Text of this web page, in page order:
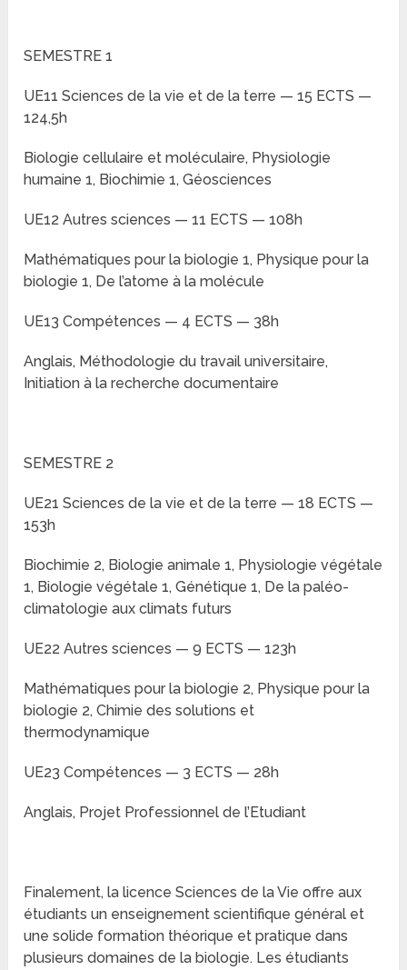
SEMESTRE 1
UE11 Sciences de la vie et de la terre — 15 ECTS —
124,5h
Biologie cellulaire et moléculaire, Physiologie
humaine 1, Biochimie 1, Géosciences
UE12 Autres sciences — 11 ECTS — 108h
Mathématiques pour la biologie 1, Physique pour la
biologie 1, De l’atome à la molécule
UE13 Compétences — 4 ECTS — 38h
Anglais, Méthodologie du travail universitaire,
Initiation à la recherche documentaire
SEMESTRE 2
UE21 Sciences de la vie et de la terre — 18 ECTS —
153h
Biochimie 2, Biologie animale 1, Physiologie végétale
1, Biologie végétale 1, Génétique 1, De la paléo-
climatologie aux climats futurs
UE22 Autres sciences — 9 ECTS — 123h
Mathématiques pour la biologie 2, Physique pour la
biologie 2, Chimie des solutions et
thermodynamique
UE23 Compétences — 3 ECTS — 28h
Anglais, Projet Professionnel de l’Etudiant
Finalement, la licence Sciences de la Vie offre aux
étudiants un enseignement scientifique général et
une solide formation théorique et pratique dans
plusieurs domaines de la biologie. Les étudiants